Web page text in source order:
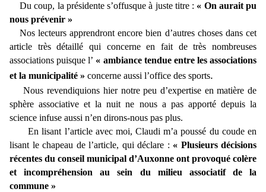
Du coup, la présidente s’offusque à juste titre : « On aurait pu
nous prévenir »
Nos lecteurs apprendront encore bien d’autres choses dans cet
article très détaillé qui concerne en fait de très nombreuses
associations puisque l’ « ambiance tendue entre les associations
et la municipalité » concerne aussi l’office des sports.
Nous revendiquions hier notre peu d’expertise en matière de
sphère associative et la nuit ne nous a pas apporté depuis la
science infuse aussi n’en dirons-nous pas plus.
En lisant l’article avec moi, Claudi m’a poussé du coude en
lisant le chapeau de l’article, qui déclare : « Plusieurs décisions
récentes du conseil municipal d’Auxonne ont provoqué colère
et incompréhension au sein du milieu associatif de la
commune »